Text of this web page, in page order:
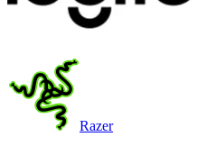
Razer